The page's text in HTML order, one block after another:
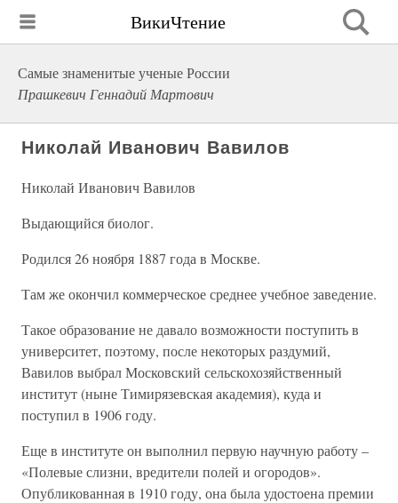
ВикиЧтение
Самые знаменитые ученые России
Прашкевич Геннадий Мартович
Николай Иванович Вавилов
Николай Иванович Вавилов
Выдающийся биолог.
Родился 26 ноября 1887 года в Москве.
Там же окончил коммерческое среднее учебное заведение.
Такое образование не давало возможности поступить в
университет, поэтому, после некоторых раздумий,
Вавилов выбрал Московский сельскохозяйственный
институт (ныне Тимирязевская академия), куда и
поступил в 1906 году.
Еще в институте он выполнил первую научную работу –
«Полевые слизни, вредители полей и огородов».
Опубликованная в 1910 году, она была удостоена премии